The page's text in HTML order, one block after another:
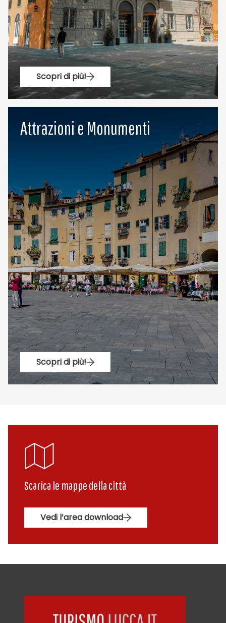
Scopri di più!
Attrazioni e Monumenti
Scopri di più!
Scarica le mappe della città
Vedi l’area download